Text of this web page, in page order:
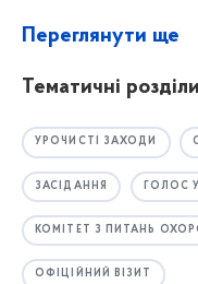
Переглянути ще
Тематичні розділи
УРОЧИСТІ ЗАХОДИ
ЗАСІДАННЯ ГОЛОС
КОМІТЕТ З ПИТАНЬ
ОФІЦІЙНИЙ ВІЗИТ